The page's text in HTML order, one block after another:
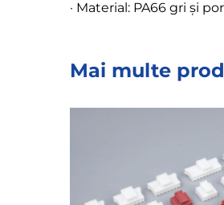
· Material: PA66 gri și
Mai multe